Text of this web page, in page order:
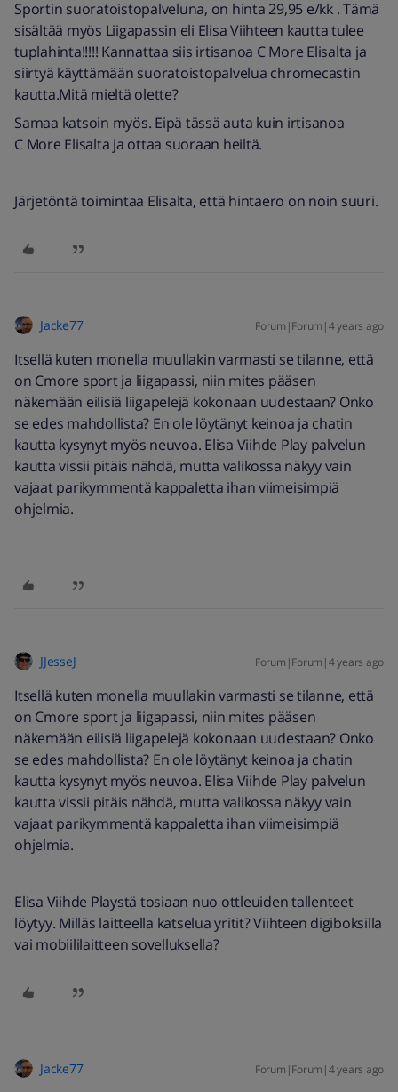
Sportin suoratoistopalveluna, on hinta 29,95 e/kk . Tämä
sisältää myös Liigapassin eli Elisa Viihteen kautta tulee
tuplahinta!!!!! Kannattaa siis irtisanoa C More Elisalta ja
siirtyä käyttämään suoratoistopalvelua chromecastin
kautta.Mitä mieltä olette?
Samaa katsoin myös. Eipä tässä auta kuin irtisanoa
C More Elisalta ja ottaa suoraan heiltä.
Järjetöntä toimintaa Elisalta, että hintaero on noin suuri.
Jacke77 Forum|Forum|4 years ago
Itsellä kuten monella muullakin varmasti se tilanne, että
on Cmore sport ja liigapassi, niin mites pääsen
näkemään eilisiä liigapelejä kokonaan uudestaan? Onko
se edes mahdollista? En ole löytänyt keinoa ja chatin
kautta kysynyt myös neuvoa. Elisa Viihde Play palvelun
kautta vissii pitäis nähdä, mutta valikossa näkyy vain
vajaat parikymmentä kappaletta ihan viimeisimpiä
ohjelmia.
JJesseJ Forum|Forum|4 years ago
Itsellä kuten monella muullakin varmasti se tilanne, että
on Cmore sport ja liigapassi, niin mites pääsen
näkemään eilisiä liigapelejä kokonaan uudestaan? Onko
se edes mahdollista? En ole löytänyt keinoa ja chatin
kautta kysynyt myös neuvoa. Elisa Viihde Play palvelun
kautta vissii pitäis nähdä, mutta valikossa näkyy vain
vajaat parikymmentä kappaletta ihan viimeisimpiä
ohjelmia.
Elisa Viihde Playstä tosiaan nuo ottleuiden tallenteet
löytyy. Milläs laitteella katselua yritit? Viihteen digiboksilla
vai mobiililaitteen sovelluksella?
Jacke77 Forum|Forum|4 years ago